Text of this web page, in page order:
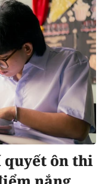
quyết ôn thi